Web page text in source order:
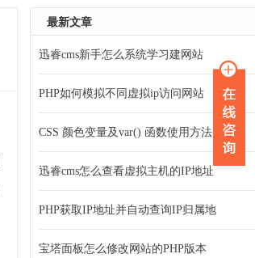
最新文章
迅睿cms新手怎么系统学习建网站
PHP如何模拟不同虚拟ip访问网站
CSS 颜色变量及var() 函数使用方法
迅睿cms怎么查看虚拟主机的IP地址
PHP获取IP地址并自动查询IP归属地
宝塔面板怎么修改网站的PHP版本